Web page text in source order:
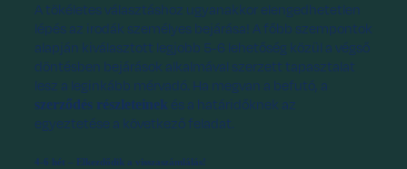
A tökéletes választáshoz ugyanakkor elengedhetetlen
lépés az irodák személyes bejárása! A főbb szempontok
alapján kiválasztott legjobb 5-6 lehetőség közül a végső
döntésben bejárások alkalmával szerzett tapasztalat
lesz a leginkább mérvadó. Ha megvan a befutó, a
szerződés részleteinek és a határidőknek az
egyeztetése a következő feladat.
4-6 hét – Elkezdődik a visszaszámlálás!